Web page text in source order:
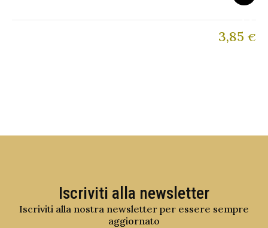
3,85 €
Iscriviti alla newsletter
Iscriviti alla nostra newsletter per essere sempre
aggiornato